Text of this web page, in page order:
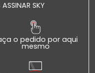
SKY
o pedido por aqui
mesmo